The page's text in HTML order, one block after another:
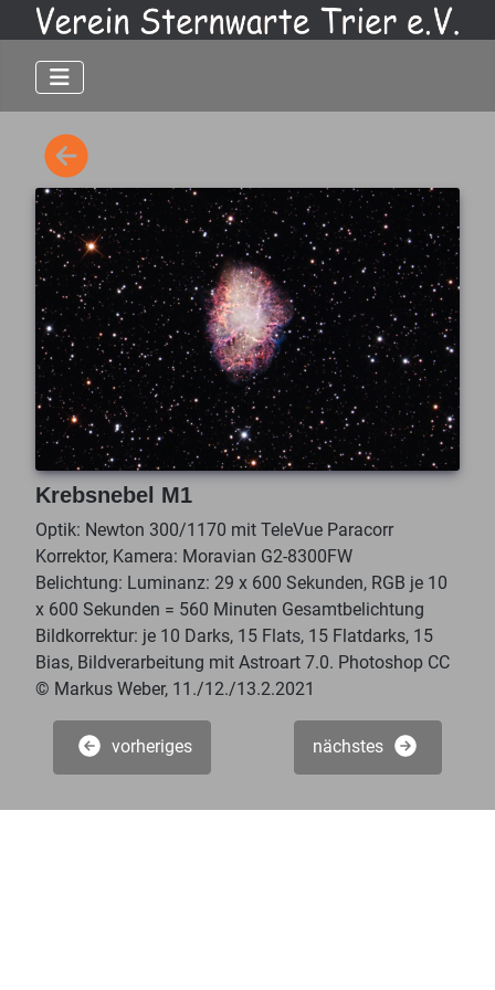
Krebsnebel M1
Optik: Newton 300/1170 mit TeleVue Paracorr
Korrektor, Kamera: Moravian G2-8300FW
Belichtung: Luminanz: 29 x 600 Sekunden, RGB je 10
x 600 Sekunden = 560 Minuten Gesamtbelichtung
Bildkorrektur: je 10 Darks, 15 Flats, 15 Flatdarks, 15
Bias, Bildverarbeitung mit Astroart 7.0. Photoshop CC
© Markus Weber, 11./12./13.2.2021
vorheriges nächstes